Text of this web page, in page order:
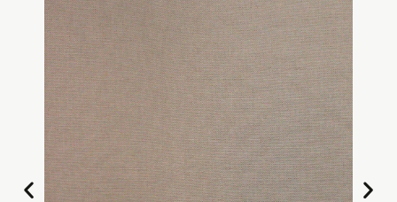
ABOUT US
The labels
Our history
Work with us
Share our fabrics